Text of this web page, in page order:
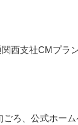
西支社CMプラ
ごろ、公式ホー